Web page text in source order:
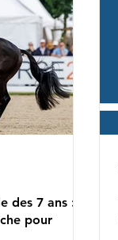
des 7 ans :
pour